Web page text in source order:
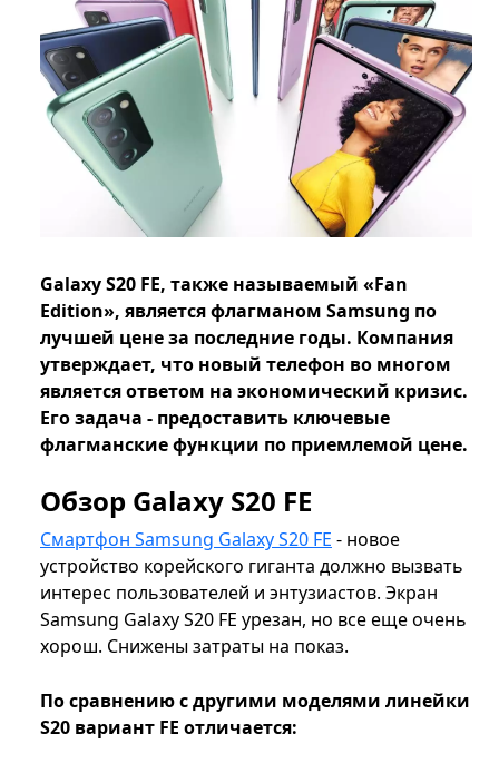
Galaxy S20 FE, также называемый «Fan
Edition», является флагманом Samsung по
лучшей цене за последние годы. Компания
утверждает, что новый телефон во многом
является ответом на экономический кризис.
Его задача - предоставить ключевые
флагманские функции по приемлемой цене.
Обзор Galaxy S20 FE
Смартфон Samsung Galaxy S20 FE - новое
устройство корейского гиганта должно вызвать
интерес пользователей и энтузиастов. Экран
Samsung Galaxy S20 FE урезан, но все еще очень
хорош. Снижены затраты на показ.
По сравнению с другими моделями линейки
S20 вариант FE отличается: